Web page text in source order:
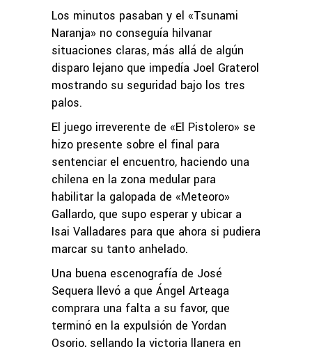
Los minutos pasaban y el «Tsunami
Naranja» no conseguía hilvanar
situaciones claras, más allá de algún
disparo lejano que impedía Joel Graterol
mostrando su seguridad bajo los tres
palos.
El juego irreverente de «El Pistolero» se
hizo presente sobre el final para
sentenciar el encuentro, haciendo una
chilena en la zona medular para
habilitar la galopada de «Meteoro»
Gallardo, que supo esperar y ubicar a
Isai Valladares para que ahora si pudiera
marcar su tanto anhelado.
Una buena escenografía de José
Sequera llevó a que Ángel Arteaga
comprara una falta a su favor, que
terminó en la expulsión de Yordan
Osorio, sellando la victoria llanera en